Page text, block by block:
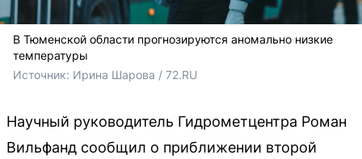
В Тюменской области прогнозируются аномально низкие
температуры
Источник: Ирина Шарова / 72.RU
Научный руководитель Гидрометцентра Роман
Вильфанд сообщил о приближении второй